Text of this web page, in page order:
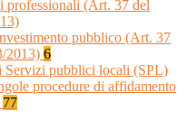
professionali (Art. 37 del
pubblico (Art. 37
2013) 6
Servizi pubblici locali (SPL)
procedure di affidamento
77